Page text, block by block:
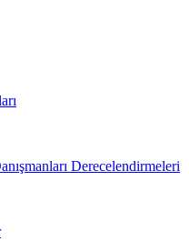
Derecelendirmeleri